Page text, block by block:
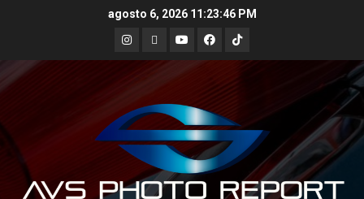
agosto 6, 2026 11:23:48 PM
Instagram
X YoutubeFacebook
TikTok